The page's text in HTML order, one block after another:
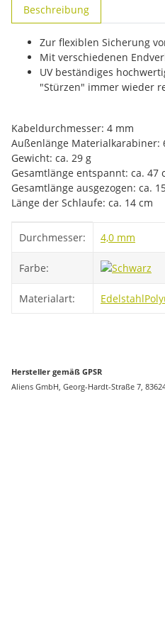
Beschreibung
Zur flexiblen Sicherung
Mit verschiedenen
UV beständiges
"Stürzen" immer wieder
Kabeldurchmesser: 4 mm
Außenlänge Materialkarabiner:
Gewicht: ca. 29 g
Gesamtlänge entspannt: ca. 47
Gesamtlänge ausgezogen: ca.
Länge der Schlaufe: ca. 14 cm
Durchmesser: 4,0 mm
Farbe:
Materialart: Edelstahl
Hersteller gemäß GPSR
Aliens GmbH, Georg-Hardt-Straße 7,